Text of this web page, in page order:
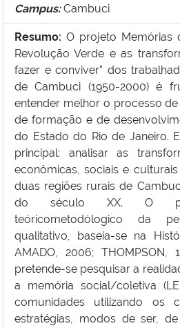
Campus:Cambuci
Resumo: O projeto Memórias
Revolução Verde e as
fazer e conviver” dos
de Cambuci (1950-2000) é
entender melhor o processo
de formação e de
do Estado do Rio de Janeiro.
principal: analisar as
econômicas, sociais e
duas regiões rurais de
do século XX. O
teóricometodólogico da
qualitativo, baseia-se na
AMADO, 2006; THOMPSON,
pretende-se pesquisar a
a memória social/coletiva
comunidades utilizando os
estratégias, modos de ser,